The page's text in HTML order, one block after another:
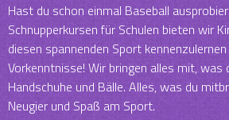
Hast du schon einmal Baseball
Schnupperkursen für Schulen bieten wir
diesen spannenden Sport
Vorkenntnisse! Wir bringen alles mit, was
Handschuhe und Bälle. Alles, was du
Neugier und Spaß am Sport.